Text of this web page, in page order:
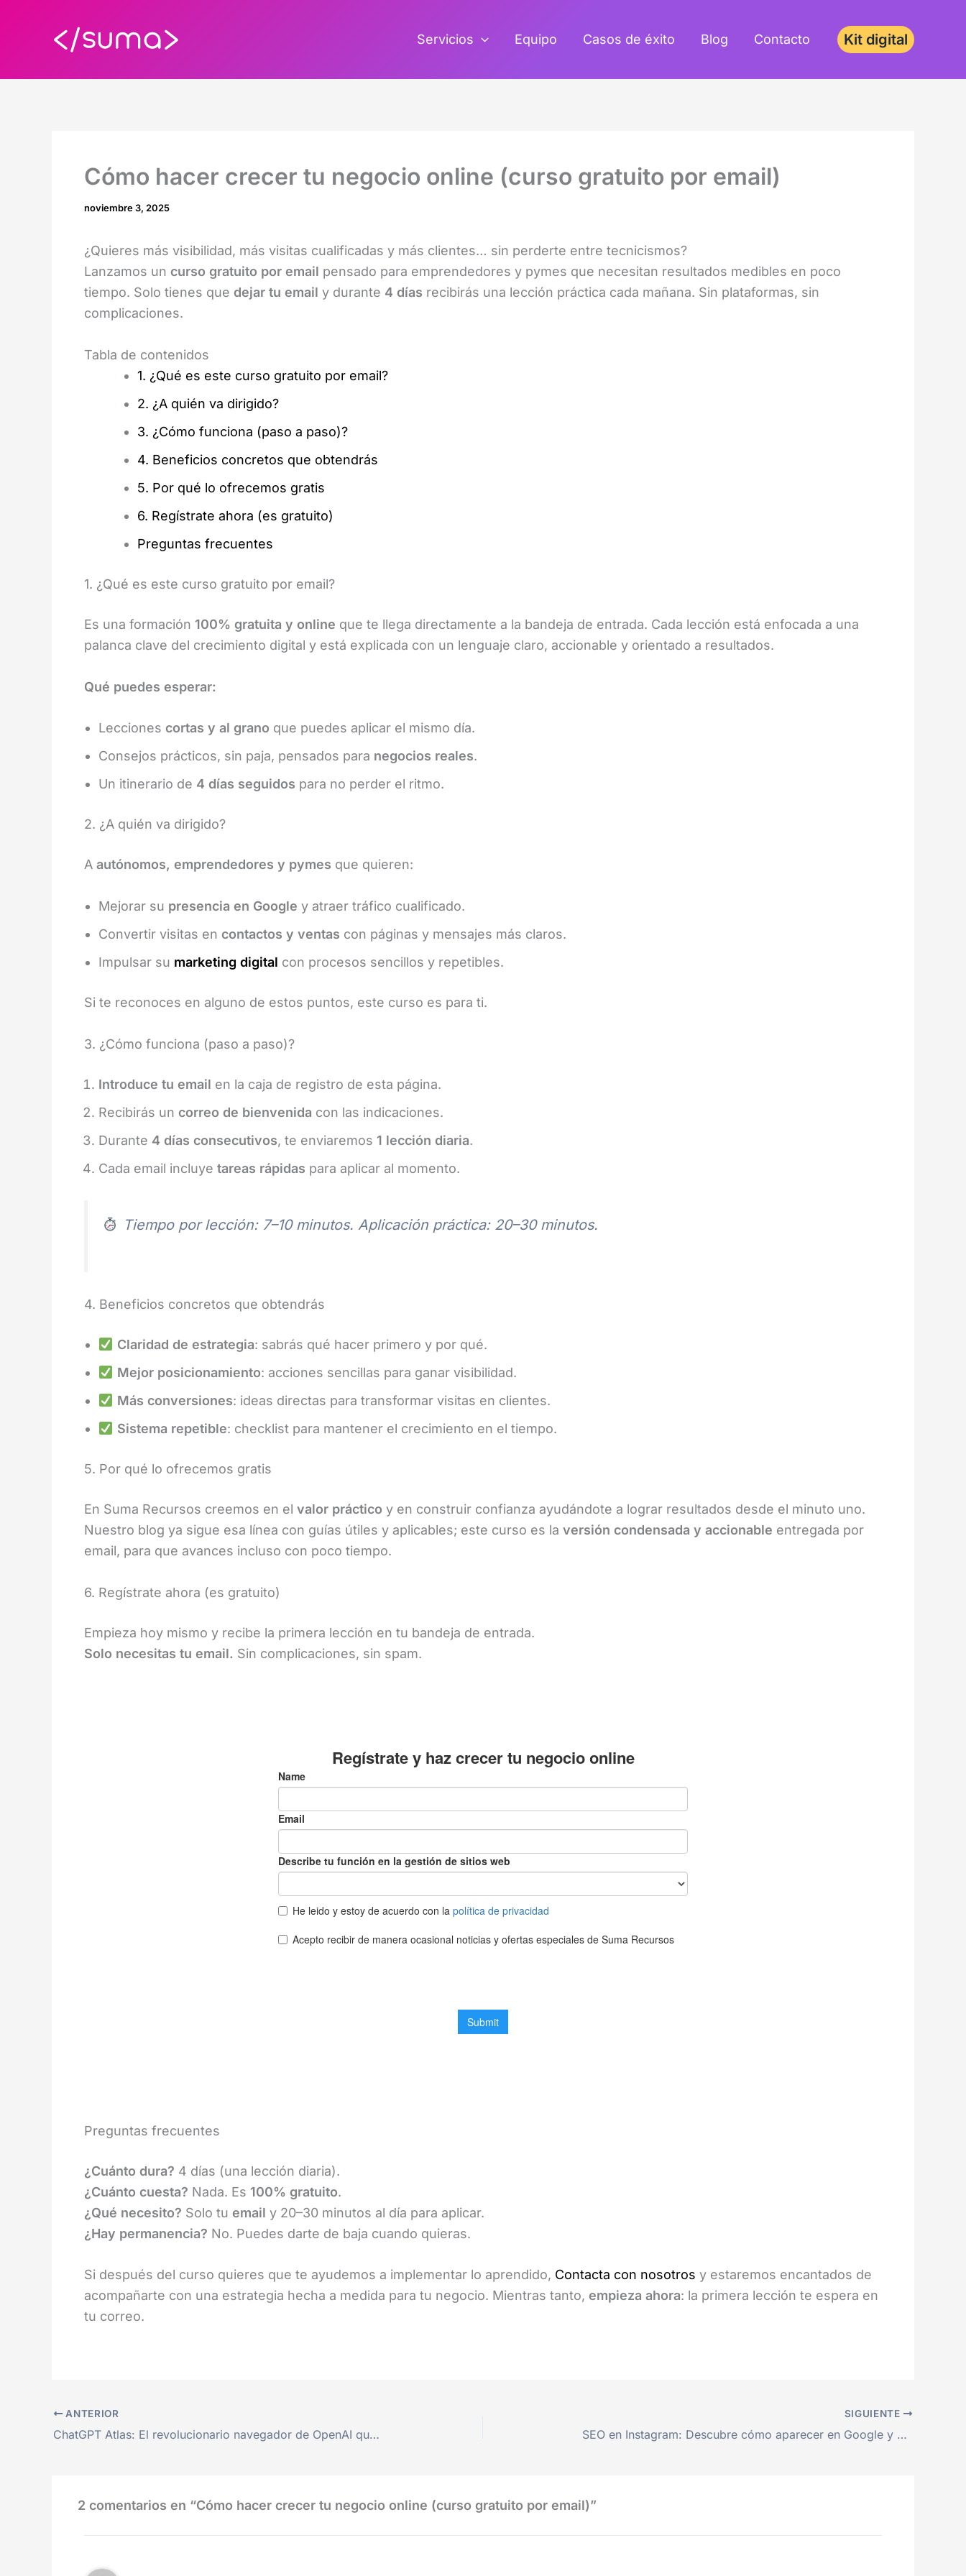
Servicios Equipo Casos de éxito Blog Contacto Kit digital
Cómo hacer crecer tu negocio online (curso gratuito por email)
noviembre 3, 2025
¿Quieres más visibilidad, más visitas cualificadas y más clientes… sin perderte entre tecnicismos?
Lanzamos un curso gratuito por email pensado para emprendedores y pymes que necesitan resultados medibles en poco
tiempo. Solo tienes que dejar tu email y durante 4 días recibirás una lección práctica cada mañana. Sin plataformas, sin
complicaciones.
Tabla de contenidos
1. ¿Qué es este curso gratuito por email?
2. ¿A quién va dirigido?
3. ¿Cómo funciona (paso a paso)?
4. Beneficios concretos que obtendrás
5. Por qué lo ofrecemos gratis
6. Regístrate ahora (es gratuito)
Preguntas frecuentes
1. ¿Qué es este curso gratuito por email?
Es una formación 100% gratuita y online que te llega directamente a la bandeja de entrada. Cada lección está enfocada a una
palanca clave del crecimiento digital y está explicada con un lenguaje claro, accionable y orientado a resultados.
Qué puedes esperar:
Lecciones cortas y al grano que puedes aplicar el mismo día.
Consejos prácticos, sin paja, pensados para negocios reales.
Un itinerario de 4 días seguidos para no perder el ritmo.
2. ¿A quién va dirigido?
A autónomos, emprendedores y pymes que quieren:
Mejorar su presencia en Google y atraer tráfico cualificado.
Convertir visitas en contactos y ventas con páginas y mensajes más claros.
Impulsar su marketing digital con procesos sencillos y repetibles.
Si te reconoces en alguno de estos puntos, este curso es para ti.
3. ¿Cómo funciona (paso a paso)?
Introduce tu email en la caja de registro de esta página.
Recibirás un correo de bienvenida con las indicaciones.
Durante 4 días consecutivos, te enviaremos 1 lección diaria.
Cada email incluye tareas rápidas para aplicar al momento.
Tiempo por lección: 7–10 minutos. Aplicación práctica: 20–30 minutos.
4. Beneficios concretos que obtendrás
Claridad de estrategia: sabrás qué hacer primero y por qué.
Mejor posicionamiento: acciones sencillas para ganar visibilidad.
Más conversiones: ideas directas para transformar visitas en clientes.
Sistema repetible: checklist para mantener el crecimiento en el tiempo.
5. Por qué lo ofrecemos gratis
En Suma Recursos creemos en el valor práctico y en construir confianza ayudándote a lograr resultados desde el minuto uno.
Nuestro blog ya sigue esa línea con guías útiles y aplicables; este curso es la versión condensada y accionable entregada por
email, para que avances incluso con poco tiempo.
6. Regístrate ahora (es gratuito)
Empieza hoy mismo y recibe la primera lección en tu bandeja de entrada.
Solo necesitas tu email. Sin complicaciones, sin spam.
Preguntas frecuentes
¿Cuánto dura? 4 días (una lección diaria).
¿Cuánto cuesta? Nada. Es 100% gratuito.
¿Qué necesito? Solo tu email y 20–30 minutos al día para aplicar.
¿Hay permanencia? No. Puedes darte de baja cuando quieras.
Si después del curso quieres que te ayudemos a implementar lo aprendido, Contacta con nosotros y estaremos encantados de
acompañarte con una estrategia hecha a medida para tu negocio. Mientras tanto, empieza ahora: la primera lección te espera en
tu correo.
ANTERIOR
ChatGPT Atlas: El revolucionario navegador de OpenAI que integra la Inteligencia Artificial en tu día a día
SIGUIENTE
SEO en Instagram: Descubre cómo aparecer en Google y multiplicar tu alcance
2 comentarios en “Cómo hacer crecer tu negocio online (curso gratuito por email)”